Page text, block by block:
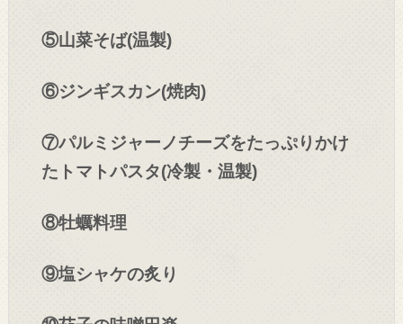
⑤山菜そば(温製)
⑥ジンギスカン(焼肉)
⑦パルミジャーノチーズをたっぷりかけ
たトマトパスタ(冷製・温製)
⑧牡蠣料理
⑨塩シャケの炙り